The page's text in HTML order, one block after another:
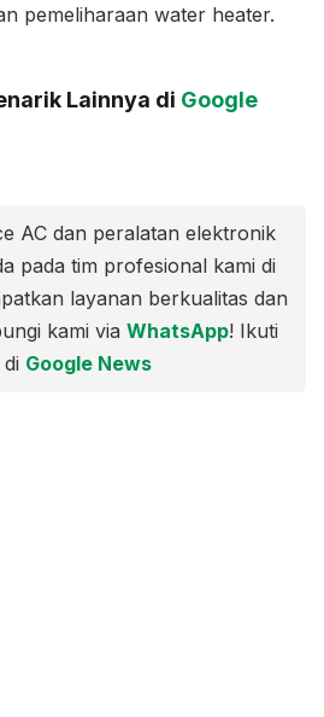
pemeliharaan water heater.
Lainnya di Google
AC dan peralatan elektronik
pada tim profesional kami di
layanan berkualitas dan
kami via WhatsApp! Ikuti
Google News